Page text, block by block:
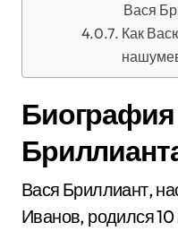
Вася
Как
Вася Бриллиант,
Иванов, родился 10